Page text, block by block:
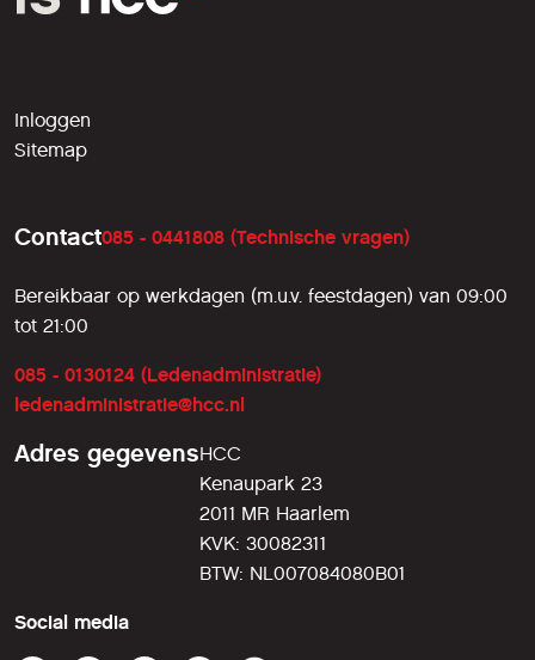
Inloggen
Sitemap
Contact085 - 0441808 (Technische vragen)
Bereikbaar op werkdagen (m.u.v. feestdagen) van 09:00
tot 21:00
085 - 0130124 (Ledenadministratie)
ledenadministratie@hcc.nl
Adres gegevensHCC
Kenaupark 23
2011 MR Haarlem
KVK: 30082311
BTW: NL007084080B01
Social media